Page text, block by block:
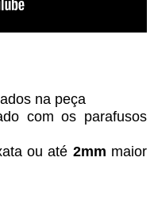
na peça
com os parafusos
ou até 2mm maior